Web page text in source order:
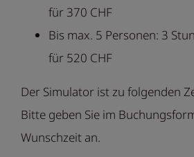
für 370 CHF
Bis max. 5 Personen: 3
für 520 CHF
Der Simulator ist zu folgenden
Bitte geben Sie im
Wunschzeit an.